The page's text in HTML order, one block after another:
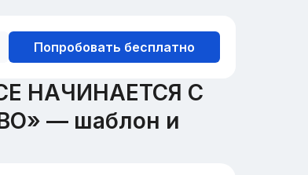
Попробовать бесплатно
НАЧИНАЕТСЯ С
— шаблон и